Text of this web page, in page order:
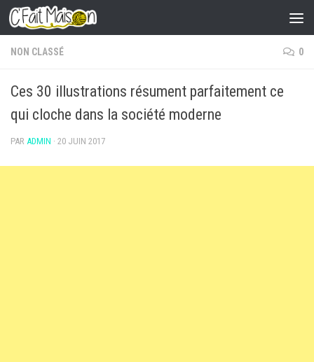
Skip to content
NON CLASSÉ 0
Ces 30 illustrations résument parfaitement ce
qui cloche dans la société moderne
PAR ADMIN · 20 JUIN 2017